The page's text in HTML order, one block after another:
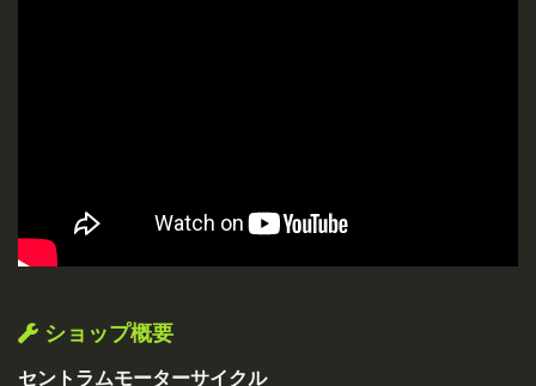
ショップ概要
セントラムモーターサイクル